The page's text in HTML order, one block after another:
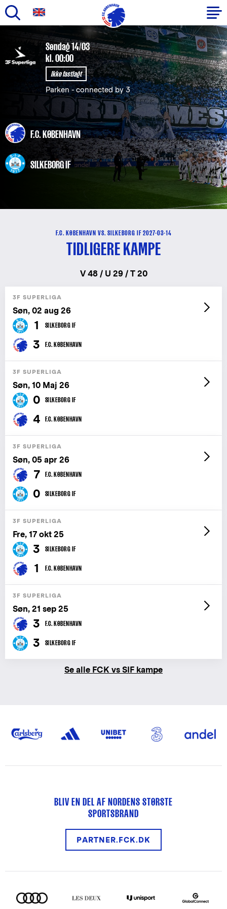
hovedindhold
Primær
navigation
Søndag 14/03
kl. 00:00
Ikke fastlagt
Parken - connected by 3
F.C. KØBENHAVN
SILKEBORG IF
F.C. KØBENHAVN VS. SILKEBORG IF 2027-03-14
TIDLIGERE KAMPE
V 48 / U 29 / T 20
3F SUPERLIGA
Søn, 02 aug 26
1 SILKEBORG IF
3 F.C. KØBENHAVN
3F SUPERLIGA
Søn, 10 Maj 26
0 SILKEBORG IF
4 F.C. KØBENHAVN
3F SUPERLIGA
Søn, 05 apr 26
7 F.C. KØBENHAVN
0 SILKEBORG IF
3F SUPERLIGA
Fre, 17 okt 25
3 SILKEBORG IF
1 F.C. KØBENHAVN
3F SUPERLIGA
Søn, 21 sep 25
3 F.C. KØBENHAVN
3 SILKEBORG IF
Se alle FCK vs SIF kampe
BLIV EN DEL AF NORDENS STØRSTE
SPORTSBRAND
PARTNER.FCK.DK